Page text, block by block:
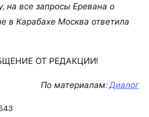
на все запросы Еревана о
в Карабахе Москва ответила
ОТ РЕДАКЦИИ!
По материалам:Диалог